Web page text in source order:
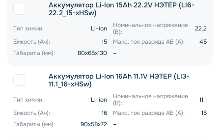
Аккумулятор Li-Ion 15Ah 22.2V НЭТЕР (LI6-
22.2_15-xHSw)
Тип химии: Li-ion
Номинальное напряжение
(В):
22.2
Емкость (Ач):
15 Макс. ток разряда АБ (А):
45
Габариты (мм):
80x65x130 -
Аккумулятор Li-Ion 16Ah 11.1V НЭТЕР (LI3-
11.1_16-xHSw)
Тип химии: Li-ion
Номинальное напряжение
(В):
11.1
Емкость (Ач):
16 Макс. ток разряда АБ (А):
15
Габариты (мм):
90x58x72 -